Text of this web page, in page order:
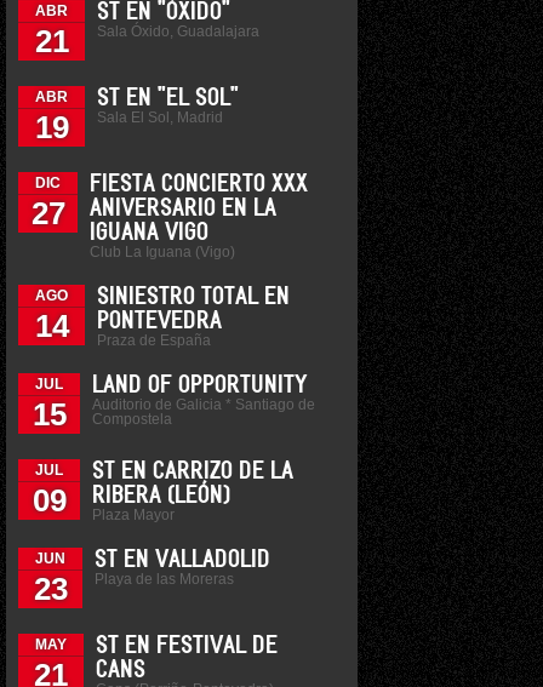
ABR
21
ST EN "ÓXIDO"
Sala Óxido, Guadalajara
ABR
19
ST EN "EL SOL"
Sala El Sol, Madrid
DIC
27
FIESTA CONCIERTO XXX
ANIVERSARIO EN LA
IGUANA VIGO
Club La Iguana (Vigo)
AGO
14
SINIESTRO TOTAL EN
PONTEVEDRA
Praza de España
JUL
15
LAND OF OPPORTUNITY
Auditorio de Galicia * Santiago de
Compostela
JUL
09
ST EN CARRIZO DE LA
RIBERA (LEÓN)
Plaza Mayor
JUN
23
ST EN VALLADOLID
Playa de las Moreras
MAY
21
ST EN FESTIVAL DE
CANS